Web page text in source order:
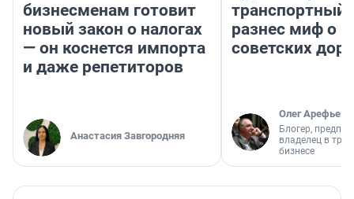
бизнесменам готовит
новый закон о налогах
— он коснется импорта
и даже репетиторов
Анастасия Завгородняя
транспортный
разнес миф о
советских
Олег Арефьев
Блогер,
владелец в
бизнесе